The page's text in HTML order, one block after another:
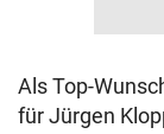
Als Top-
für Jürgen